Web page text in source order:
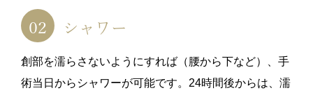
シャワー
創部を濡らさないようにすれば（腰から下など）、手
術当日からシャワーが可能です。24時間後からは、濡